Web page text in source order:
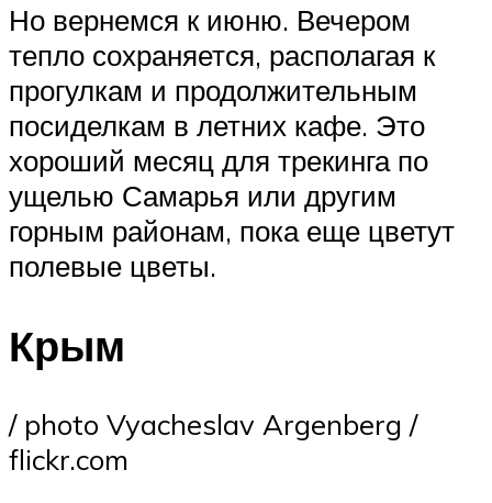
Но вернемся к июню. Вечером
тепло сохраняется, располагая к
прогулкам и продолжительным
посиделкам в летних кафе. Это
хороший месяц для трекинга по
ущелью Самарья или другим
горным районам, пока еще цветут
полевые цветы.
Крым
/ photo Vyacheslav Argenberg /
flickr.com